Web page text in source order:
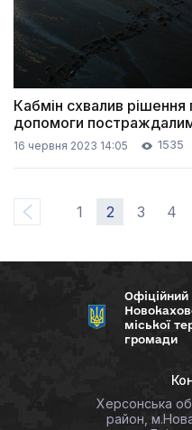
Кабмін схвалив
допомоги
16 червня 2023 14:05 1535
1 2 3 4
Офіційний
міської
громади
Херсонська
район,